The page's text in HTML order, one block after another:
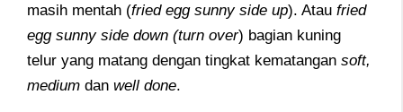
masih mentah (fried egg sunny side up). Atau fried
egg sunny side down (turn over) bagian kuning
telur yang matang dengan tingkat kematangan soft,
medium dan well done.